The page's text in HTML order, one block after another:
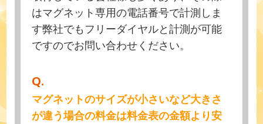
はマグネット専用の電話番号で計測しま
す弊社でもフリーダイヤルと計測が可能
ですのでお問い合わせください。
Q.
マグネットのサイズが小さいなど大きさ
が違う場合の料金は料金表の金額より安